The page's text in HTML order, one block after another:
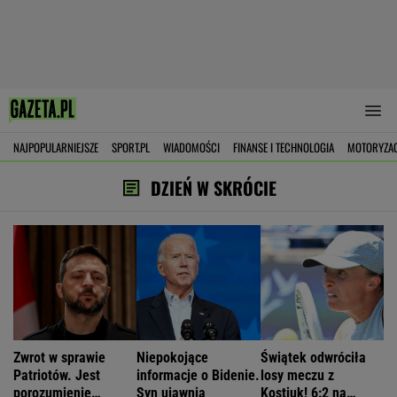
NAJPOPULARNIEJSZE SPORT.PL WIADOMOŚCI FINANSE I TECHNOLOGIA
DZIEŃ W SKRÓCIE
Zwrot w sprawie
Patriotów. Jest
porozumienie
Niepokojące
informacje o Bidenie.
Syn ujawnia
Świątek odwróciła
losy meczu z
Kostiuk! 6:2 na